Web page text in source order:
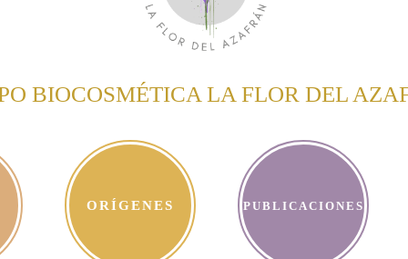
BIOCOSMÉTICA LA FLOR DEL
ORÍGENES PUBLICACIONES